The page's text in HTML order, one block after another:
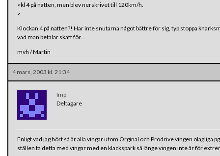
>kl 4 på natten, men blev nerskrivet till 120km/h.
>
Klockan 4 på natten?! Har inte snutarna något bättre för sig, typ stoppa
vad man betalar skatt för…
mvh / Martin
4 mars, 2003 kl. 21:34
Imp
Deltagare
Enligt vad jag hört så är alla vingar utom Orginal och Prodrive vingen olagliga
ställen ta detta med vingar med en klackspark så länge vingen inte är för